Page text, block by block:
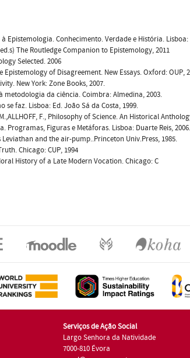
Epistemologia. Conhecimento. Verdade e História. Lisboa:
(ed.s) The Routledge Companion to Epistemology, 2011
Selected. 2006
Epistemology of Disagreement. New Essays. Oxford: OUP,
New York: Zone Books, 2007.
metodologia da ciência. Coimbra: Almedina, 2003.
se faz. Lisboa: Ed. João Sá da Costa, 1999.
M.,ALLHOFF, F., Philosophy of Science. An Historical
Programas, Figuras e Metáforas. Lisboa: Duarte Reis, 2006.
Leviathan and the air-pump..Princeton Univ.Press, 1985.
Chicago: CUP, 1994
History of a Late Modern Vocation. Chicago: C
Serviços de Ação Social
Largo Senhora da Natividade
7000-810 Évora